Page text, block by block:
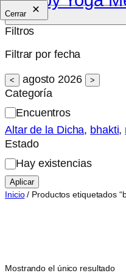
Cerrar
Filtros
Filtrar por fecha
< agosto 2026 >
Categoría
Categoría
Encuentros
Altar de la Dicha, bhakti,
Estado
Estado
Hay existencias
Aplicar
Inicio/ Productos etiquetados
Mostrando el único resultado